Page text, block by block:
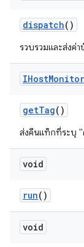
dispatch()
รวบรวมและส่งค่
IHostMonitor
getTag()
ส่งคืนแท็กที่ระบุ "
void
run()
void